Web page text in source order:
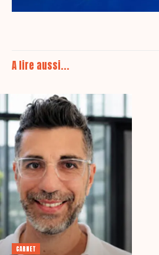
A lire aussi...
CARNET